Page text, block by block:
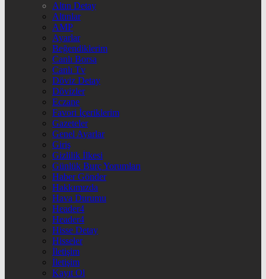
Altın Detay
Altınlar
AMP
Ayarlar
Beğendiklerim
Canlı Borsa
Canlı Tv
Döviz Detay
Dövizler
Eczane
Favori İçeriklerim
Gazeteler
Genel Ayarlar
Giriş
Gizlilik İlkesi
Günlük Burç Yorumları
Haber Gönder
Hakkımızda
Hava Durumu
Header4
Header4
Hisse Detay
Hisseler
İletişim
İletişim
Kayıt Ol